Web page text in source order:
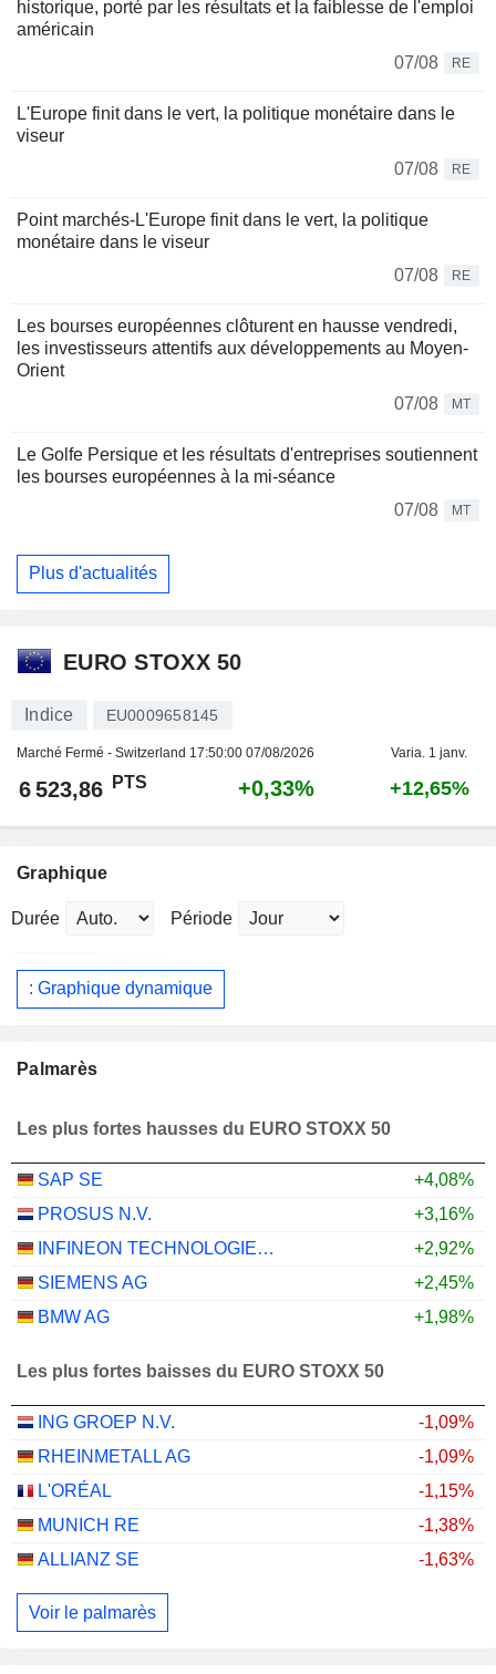
historique, porté par les résultats et la faiblesse de l'emploi
américain
07/08
RE
L'Europe finit dans le vert, la politique monétaire dans le
viseur
07/08
RE
Point marchés-L'Europe finit dans le vert, la politique
monétaire dans le viseur
07/08
RE
Les bourses européennes clôturent en hausse vendredi,
les investisseurs attentifs aux développements au Moyen-
Orient
07/08
MT
Le Golfe Persique et les résultats d'entreprises soutiennent
les bourses européennes à la mi-séance
07/08
MT
Plus d'actualités
EURO STOXX 50
Indice EU0009658145
Marché Fermé - Switzerland 17:50:00 07/08/2026 Varia. 1 janv.
6 523,86 PTS +0,33% +12,65%
Graphique
Durée Période
: Graphique dynamique
Palmarès
Les plus fortes hausses du EURO STOXX 50
SAP SE
+4,08%
PROSUS N.V.
+3,16%
INFINEON TECHNOLOGIES AG
+2,92%
SIEMENS AG
+2,45%
BMW AG
+1,98%
Les plus fortes baisses du EURO STOXX 50
ING GROEP N.V.
-1,09%
RHEINMETALL AG
-1,09%
L'ORÉAL
-1,15%
MUNICH RE
-1,38%
ALLIANZ SE
-1,63%
Voir le palmarès